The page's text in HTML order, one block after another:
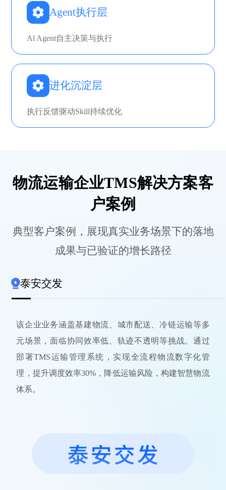
Agent执行层
Al Agent自主决策与执行
进化沉淀层
执行反馈驱动Skill持续优化
物流运输企业TMS解决方案客
户案例
典型客户案例，展现真实业务场景下的落地
成果与已验证的增长路径
泰安交发
该企业业务涵盖基建物流、城市配送、冷链运输等多
元场景，面临协同效率低、轨迹不透明等挑战。通过
部署TMS运输管理系统，实现全流程物流数字化管
理，提升调度效率30%，降低运输风险，构建智慧物流
体系。